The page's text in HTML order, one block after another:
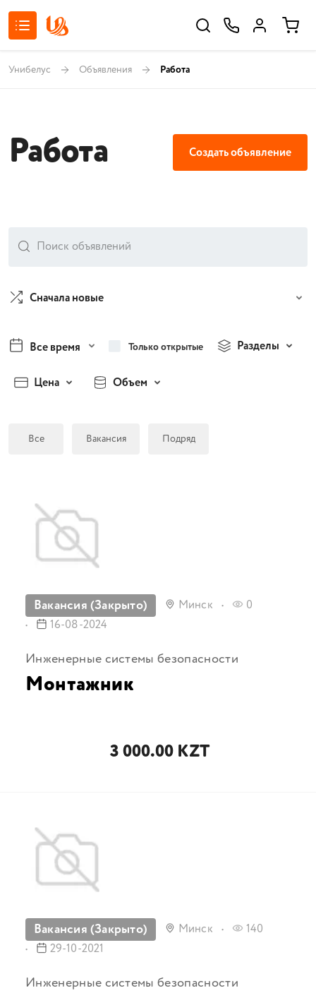
Унибелус Объявления Работа
Работа Создать объявление
Сначала новые
Все время Только открытые Разделы
Цена Объем
Все Вакансия Подряд
Вакансия (Закрыто) Минск
0
16-08-2024
Инженерные системы безопасности
Монтажник
3 000.00 KZT
Вакансия (Закрыто) Минск
140
29-10-2021
Инженерные системы безопасности